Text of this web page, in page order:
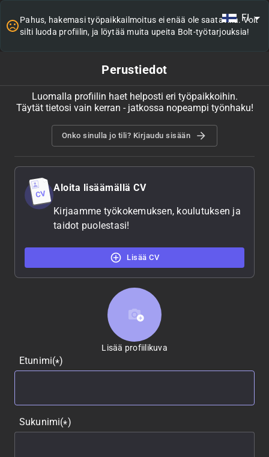
FI
Pahus, hakemasi työpaikkailmoitus ei enää ole saatavilla. Voit
silti luoda profiilin, ja löytää muita upeita Bolt-työtarjouksia!
Perustiedot
Luomalla profiilin haet helposti eri työpaikkoihin.
Täytät tietosi vain kerran - jatkossa nopeampi työnhaku!
Onko sinulla jo tili? Kirjaudu sisään
Aloita lisäämällä CV
Kirjaamme työkokemuksen, koulutuksen ja
taidot puolestasi!
Lisää CV
Lisää profiilikuva
Lisää profiilikuva
Etunimi(*)
Sukunimi(*)